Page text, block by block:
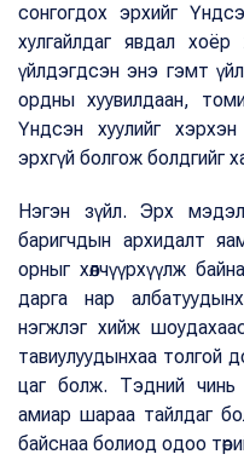
сонгогдох эрхийг
хулгайлдаг явдал
үйлдэгдсэн энэ гэмт
ордны хуувилдаан,
Үндсэн хуулийг
эрхгүй болгож болдгийг
Нэгэн зүйл. Эрх мэдэл,
баригчдын архидалт
орныг хөлчүүрхүүлж
дарга нар
нэгжлэг хийж
тавиулуудынхаа толгой
цаг болж. Тэдний чинь
амиар шараа тайлдаг
байснаа болиод одоо